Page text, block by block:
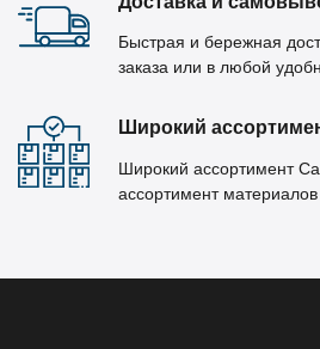
Быстрая и бережная
заказа или в любой
Широкий
Широкий ассортимент
ассортимент